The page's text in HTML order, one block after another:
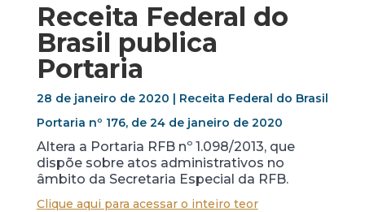
Receita Federal do
Brasil publica
Portaria
28 de janeiro de 2020 | Receita Federal do Brasil
Portaria nº 176, de 24 de janeiro de 2020
Altera a Portaria RFB nº 1.098/2013, que
dispõe sobre atos administrativos no
âmbito da Secretaria Especial da RFB.
Clique aqui para acessar o inteiro teor